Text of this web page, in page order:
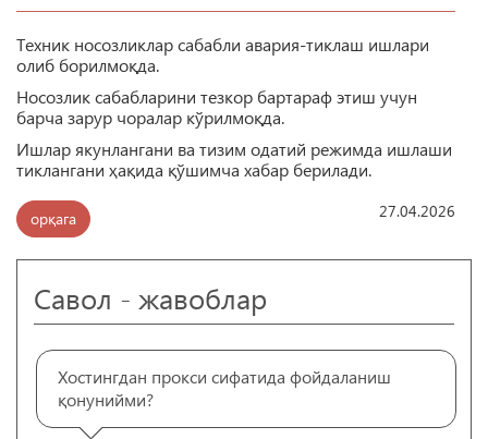
Техник носозликлар сабабли авария-тиклаш ишлари
олиб борилмоқда.
Носозлик сабабларини тезкор бартараф этиш учун
барча зарур чоралар кўрилмоқда.
Ишлар якунлангани ва тизим одатий режимда ишлаши
тиклангани ҳақида қўшимча хабар берилади.
орқага 27.04.2026
Савол - жавоблар
Хостингдан прокси сифатида фойдаланиш
қонунийми?